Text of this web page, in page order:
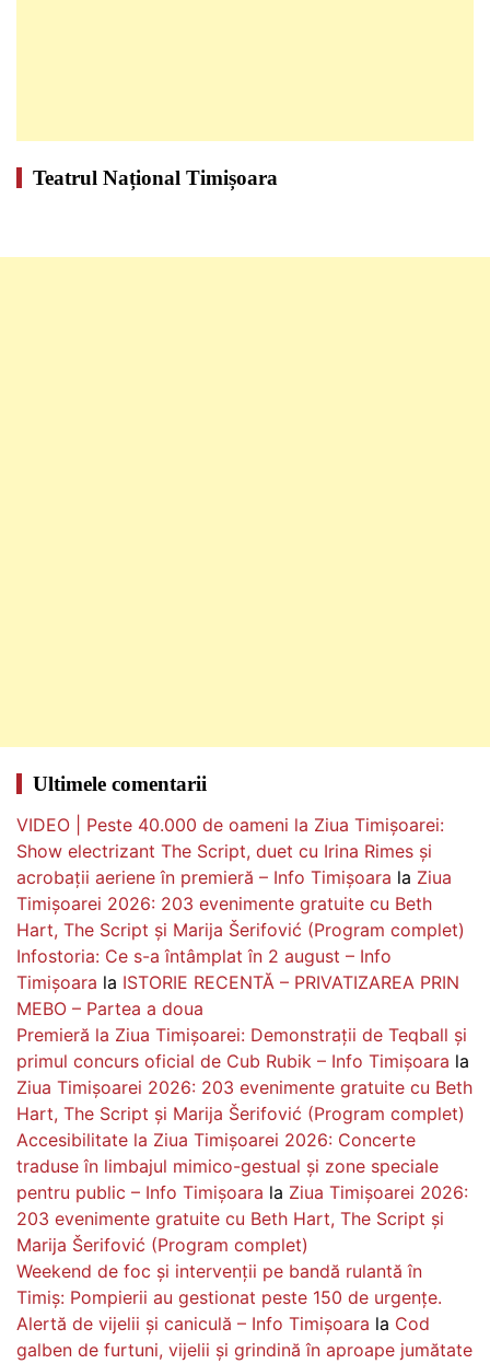
Teatrul Național Timișoara
Ultimele comentarii
VIDEO | Peste 40.000 de oameni la Ziua Timișoarei:
Show electrizant The Script, duet cu Irina Rimes și
acrobații aeriene în premieră – Info Timișoara la Ziua
Timișoarei 2026: 203 evenimente gratuite cu Beth
Hart, The Script și Marija Šerifović (Program complet)
Infostoria: Ce s-a întâmplat în 2 august – Info
Timișoara la ISTORIE RECENTĂ – PRIVATIZAREA PRIN
MEBO – Partea a doua
Premieră la Ziua Timișoarei: Demonstrații de Teqball și
primul concurs oficial de Cub Rubik – Info Timișoara la
Ziua Timișoarei 2026: 203 evenimente gratuite cu Beth
Hart, The Script și Marija Šerifović (Program complet)
Accesibilitate la Ziua Timișoarei 2026: Concerte
traduse în limbajul mimico-gestual și zone speciale
pentru public – Info Timișoara la Ziua Timișoarei 2026:
203 evenimente gratuite cu Beth Hart, The Script și
Marija Šerifović (Program complet)
Weekend de foc și intervenții pe bandă rulantă în
Timiș: Pompierii au gestionat peste 150 de urgențe.
Alertă de vijelii și caniculă – Info Timișoara la Cod
galben de furtuni, vijelii și grindină în aproape jumătate